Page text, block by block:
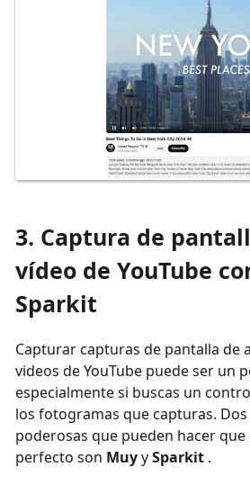
3. Captura de
vídeo de YouTube
Sparkit
Capturar capturas de pantalla de
videos de YouTube puede ser un
especialmente si buscas un
los fotogramas que capturas.
poderosas que pueden hacer que
perfecto son MuyySparkit .